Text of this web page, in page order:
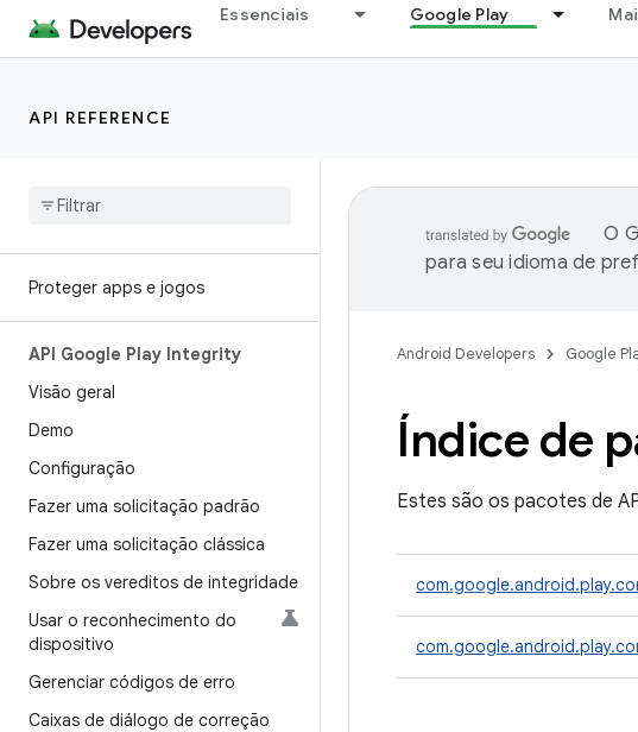
Essenciais Google Play
API REFERENCE
Proteger apps e jogos
API Google Play Integrity
Visão geral
Demo
Configuração
Fazer uma solicitação padrão
Fazer uma solicitação clássica
Sobre os vereditos de integridade
Usar o reconhecimento do
dispositivo
Gerenciar códigos de erro
Caixas de diálogo de correção
O
para seu idioma de
Android Developers Google
Índice de
Estes são os pacotes de